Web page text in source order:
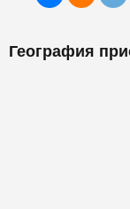
География